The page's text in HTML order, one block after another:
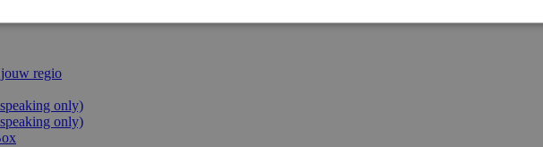
regio
only)
only)